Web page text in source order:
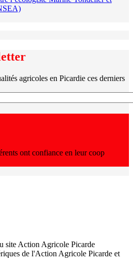
agricoles en Picardie ces derniers
ont confiance en leur coop
site Action Agricole Picarde
de l'Action Agricole Picarde et